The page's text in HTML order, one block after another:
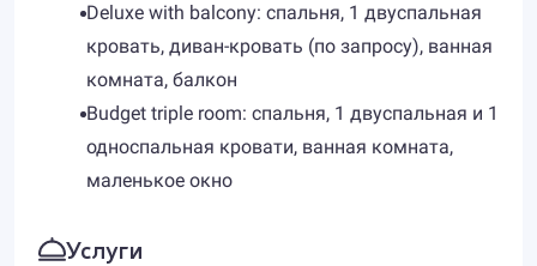
Deluxe with balcony: спальня, 1 двуспальная
кровать, диван-кровать (по запросу), ванная
комната, балкон
Budget triple room: спальня, 1 двуспальная и 1
односпальная кровати, ванная комната,
маленькое окно
Услуги